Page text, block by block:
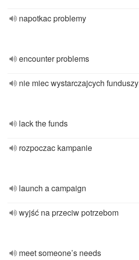
napotkac problemy
encounter problems
nie miec wystarczajcych funduszy
lack the funds
rozpoczac kampanie
launch a campaign
wyjść na przeciw potrzebom
meet someone’s needs